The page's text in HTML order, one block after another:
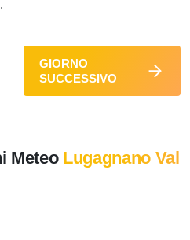
.
GIORNO
SUCCESSIVO
Meteo Lugagnano Val